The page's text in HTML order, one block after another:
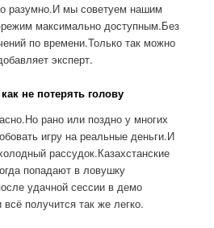
разумно.И мы советуем нашим
максимально доступным.Без
по времени.Только так можно
эксперт.
не потерять голову
рано или поздно у многих
игру на реальные деньги.И
рассудок.Казахстанские
попадают в ловушку
удачной сессии в демо
получится так же легко.